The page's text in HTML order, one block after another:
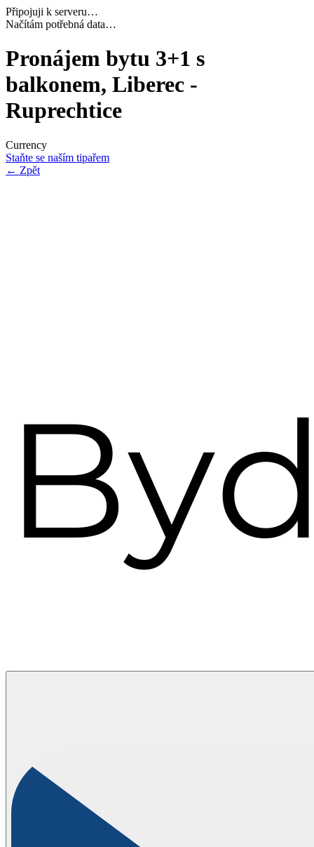
Připojuji k serveru…
Navazuji bezpečné spojení…
Pronájem bytu 3+1 s
balkonem, Liberec -
Ruprechtice
Currency
Staňte se naším tipařem
← Zpět